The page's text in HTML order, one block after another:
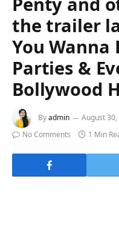
the trailer
You Wanna
Parties &
Bollywood
Byadmin August 30,
No Comments
1 Min